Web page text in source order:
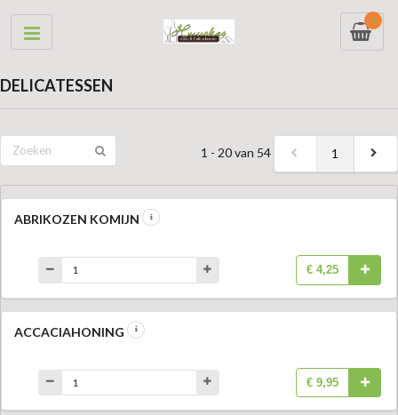
0
DELICATESSEN
1 - 20 van 54 1
ABRIKOZEN KOMIJN
€ 4,25
ACCACIAHONING
€ 9,95